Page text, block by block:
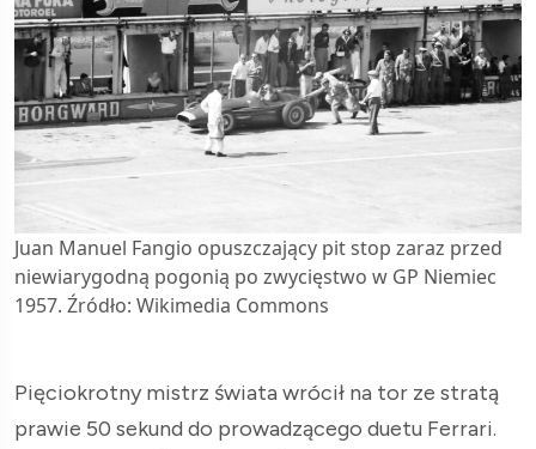
Juan Manuel Fangio opuszczający pit stop zaraz przed
niewiarygodną pogonią po zwycięstwo w GP Niemiec
1957. Źródło: Wikimedia Commons
Pięciokrotny mistrz świata wrócił na tor ze stratą
prawie 50 sekund do prowadzącego duetu Ferrari.